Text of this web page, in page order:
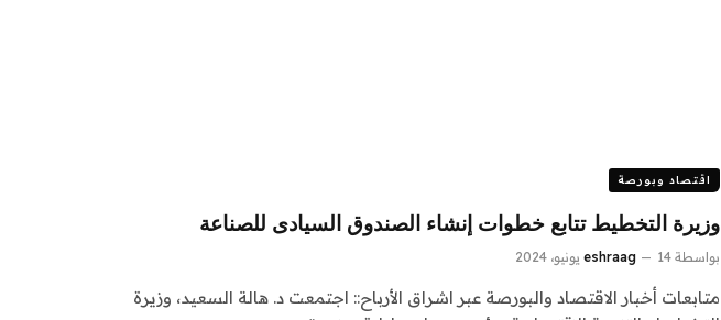
اقتصاد وبورصة
وزيرة التخطيط تتابع خطوات إنشاء الصندوق السيادى للصناعة
بواسطة eshraag 14 يونيو، 2024
متابعات أخبار الاقتصاد والبورصة عبر اشراق الأرباح:: اجتمعت د. هالة السعيد، وزيرة